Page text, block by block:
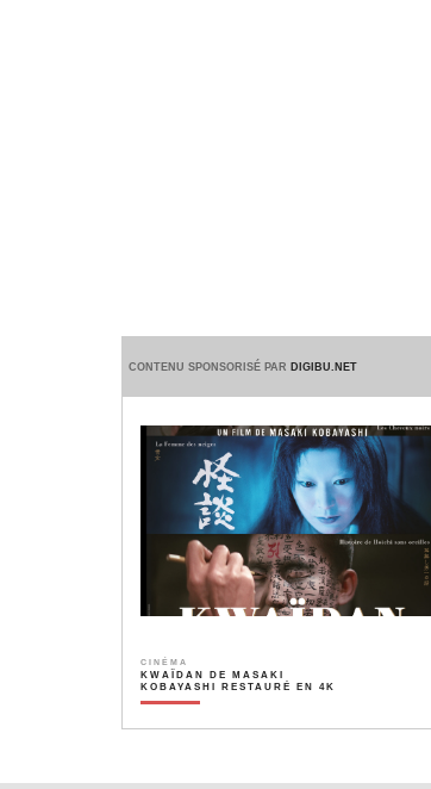
CONTENU SPONSORISÉ PAR DIGIBU.NET
CINÉMA
KWAÏDAN DE MASAKI
KOBAYASHI RESTAURÉ EN 4K